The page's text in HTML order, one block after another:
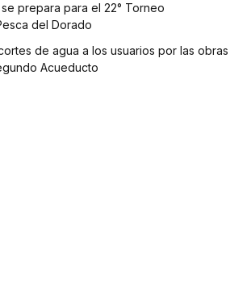
prepara para el 22° Torneo
del Dorado
de agua a los usuarios por las obras
Acueducto